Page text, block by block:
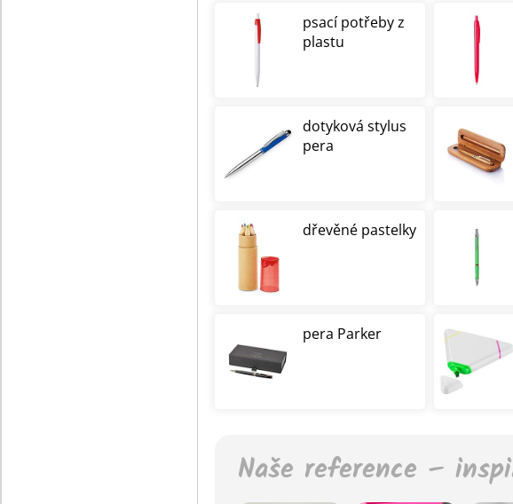
psací potřeby z
plastu
dotyková stylus
pera
dřevěné pastelky
pera Parker
Naše reference –